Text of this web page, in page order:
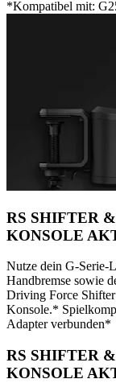
*Kompatibel mit:
RS SHIFTER
KONSOLE
Nutze dein G-Serie-
Handbremse sowie
Driving Force
Konsole.*
Adapter verbunden*
RS SHIFTER
KONSOLE